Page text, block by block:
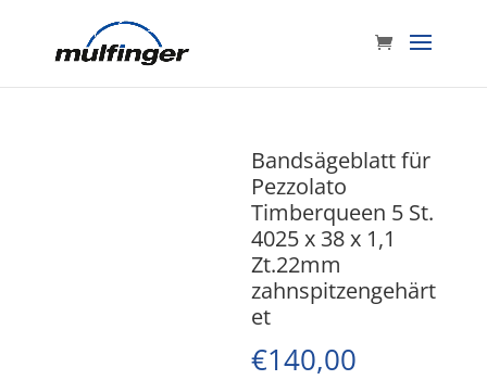
Bandsägeblatt für
Pezzolato
Timberqueen 5 St.
4025 x 38 x 1,1
Zt.22mm
zahnspitzengehärt
et
€140,00